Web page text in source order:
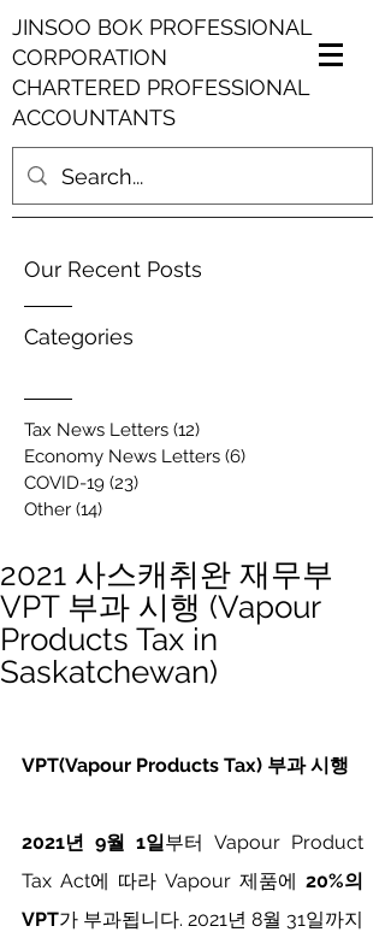
JINSOO BOK PROFESSIONAL
CORPORATION
CHARTERED PROFESSIONAL
ACCOUNTANTS
Our Recent Posts
Categories
Tax News Letters (12)
Economy News Letters (6)
COVID-19 (23)
Other (14)
2021 사스캐취완 재무부
VPT 부과 시행 (Vapour
Products Tax in
Saskatchewan)
VPT(Vapour Products Tax) 부과 시행
2021년 9월 1일부터 Vapour Product
Tax Act에 따라 Vapour 제품에 20%의
VPT가 부과됩니다. 2021년 8월 31일까지